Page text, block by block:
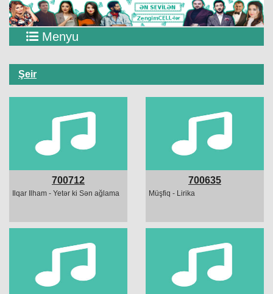
Menyu
Şeir
700712
Ilqar Ilham - Yetər ki Sən ağlama
700635
Müşfiq - Lirika